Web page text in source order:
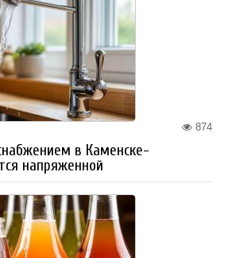
874
в Каменске-
напряженной